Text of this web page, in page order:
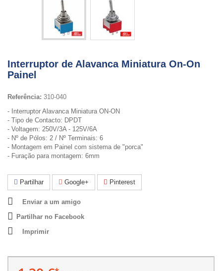
Interruptor de Alavanca Miniatura On-On
Painel
Referência: 310-040
- Interruptor Alavanca Miniatura ON-ON
- Tipo de Contacto: DPDT
- Voltagem: 250V/3A - 125V/6A
- Nº de Pólos: 2 / Nº Terminais: 6
- Montagem em Painel com sistema de "porca"
- Furação para montagem: 6mm
Partilhar Google+ Pinterest
Enviar a um amigo
Partilhar no Facebook
Imprimir